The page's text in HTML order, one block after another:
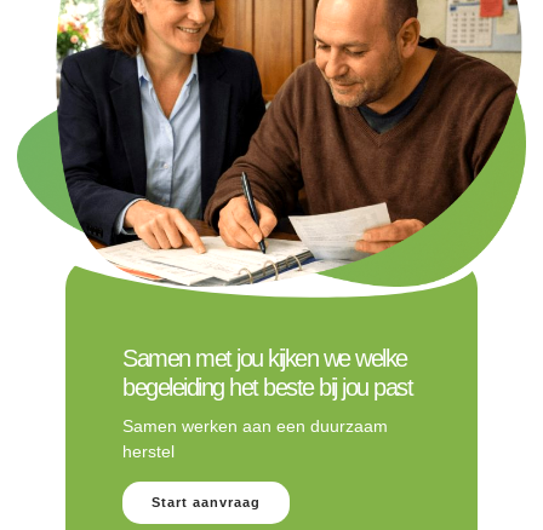
Samen met jou kijken we welke
begeleiding het beste bij jou past
Samen werken aan een duurzaam
herstel
Start aanvraag